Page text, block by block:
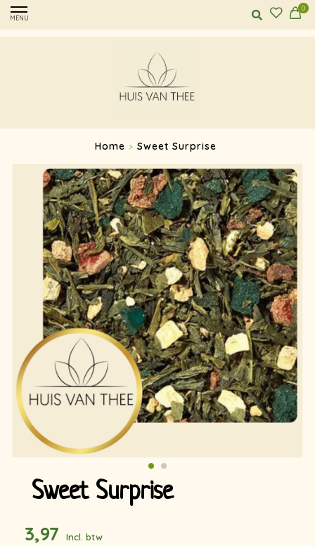
MENU
0
Home > Sweet Surprise
Sweet Surprise
3,97
Incl. btw